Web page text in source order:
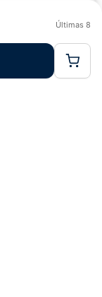
a ciertasÚltimas 8
Sin Límites